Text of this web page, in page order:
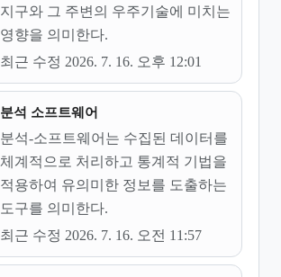
지구와 그 주변의 우주기술에 미치는
영향을 의미한다.
최근 수정 2026. 7. 16. 오후 12:01
분석 소프트웨어
분석-소프트웨어는 수집된 데이터를
체계적으로 처리하고 통계적 기법을
적용하여 유의미한 정보를 도출하는
도구를 의미한다.
최근 수정 2026. 7. 16. 오전 11:57